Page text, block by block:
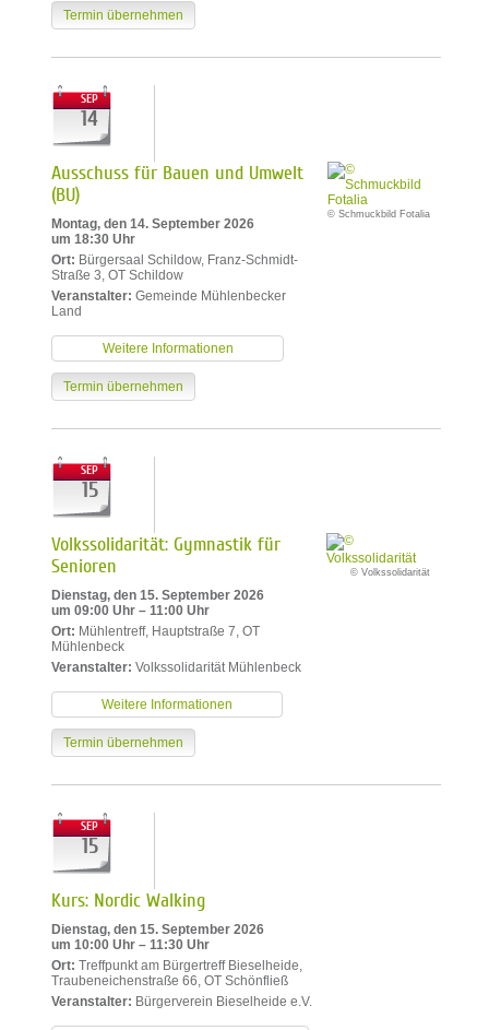
Termin übernehmen
SEP
14
Ausschuss für Bauen und Umwelt
(BU)
Montag, den 14. September 2026
um 18:30 Uhr
Ort: Bürgersaal Schildow, Franz-Schmidt-
Straße 3, OT Schildow
Veranstalter: Gemeinde Mühlenbecker
Land
Weitere Informationen
Termin übernehmen
© Schmuckbild Fotalia
SEP
15
Volkssolidarität: Gymnastik für
Senioren
Dienstag, den 15. September 2026
um 09:00 Uhr – 11:00 Uhr
Ort: Mühlentreff, Hauptstraße 7, OT
Mühlenbeck
Veranstalter: Volkssolidarität Mühlenbeck
Weitere Informationen
Termin übernehmen
© Volkssolidarität
SEP
15
Kurs: Nordic Walking
Dienstag, den 15. September 2026
um 10:00 Uhr – 11:30 Uhr
Ort: Treffpunkt am Bürgertreff Bieselheide,
Traubeneichenstraße 66, OT Schönfließ
Veranstalter: Bürgerverein Bieselheide e.V.